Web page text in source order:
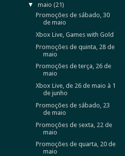
▼maio(21)
Promoções de sábado, 30
de maio
Xbox Live, Games with Gold
Promoções de quinta, 28 de
maio
Promoções de terça, 26 de
maio
Xbox Live, de 26 de maio à 1
de junho
Promoções de sábado, 23
de maio
Promoções de sexta, 22 de
maio
Promoções de quarta, 20 de
maio